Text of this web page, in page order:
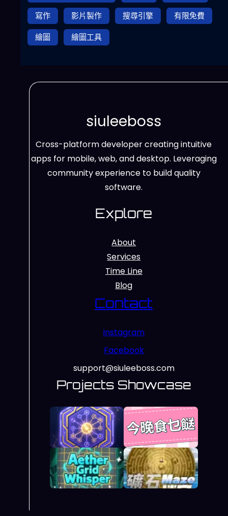
寫作
影片製作 搜尋引擎
有限免費
繪圖
繪圖工具
siuleeboss
Cross-platform developer creating intuitive
apps for mobile, web, and desktop. Leveraging
community experience to build quality
software.
Explore
About
Services
Time Line
Blog
Contact
Instagram
Facebook
support@siuleeboss.com
Projects Showcase